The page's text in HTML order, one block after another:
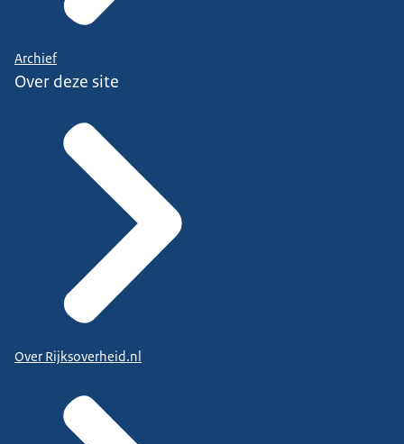
Archief
Over deze site
Over Rijksoverheid.nl